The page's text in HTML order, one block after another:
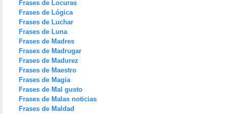
Frases de Locuras
Frases de Lógica
Frases de Luchar
Frases de Luna
Frases de Madres
Frases de Madrugar
Frases de Madurez
Frases de Maestro
Frases de Magia
Frases de Mal gusto
Frases de Malas noticias
Frases de Maldad